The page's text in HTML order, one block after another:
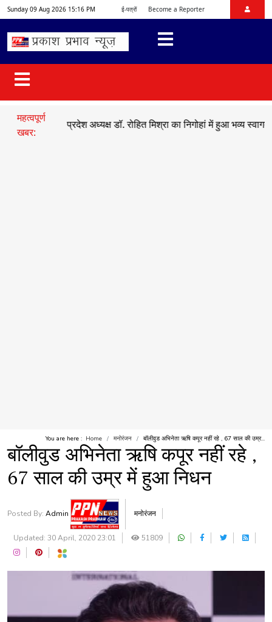
Sunday 09 Aug 2026 15:16 PM ई-पत्रों Become a Reporter
महत्वपूर्ण
खबर:
प्रदेश अध्यक्ष डॉ. रोहित मिश्रा का निगोहां में हुआ भव्य स्वागत ●सड़क
You are here : Home मनोरंजन बॉलीवुड अभिनेता ऋषि कपूर नहीं रहे , 67 साल की उम्र...
बॉलीवुड अभिनेता ऋषि कपूर नहीं रहे ,
67 साल की उम्र में हुआ निधन
Posted By: Admin मनोरंजन
Updated: 30 April, 2020 23:01 51809